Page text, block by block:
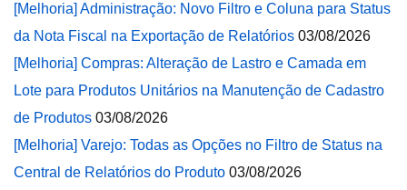
[Melhoria] Administração: Novo Filtro e Coluna para Status
da Nota Fiscal na Exportação de Relatórios 03/08/2026
[Melhoria] Compras: Alteração de Lastro e Camada em
Lote para Produtos Unitários na Manutenção de Cadastro
de Produtos 03/08/2026
[Melhoria] Varejo: Todas as Opções no Filtro de Status na
Central de Relatórios do Produto 03/08/2026